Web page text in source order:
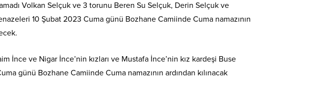
Volkan Selçuk ve 3 torunu Beren Su Selçuk, Derin Selçuk ve
10 Şubat 2023 Cuma günü Bozhane Camiinde Cuma namazının
İnce ve Nigar İnce’nin kızları ve Mustafa İnce’nin kız kardeşi Buse
günü Bozhane Camiinde Cuma namazının ardından kılınacak